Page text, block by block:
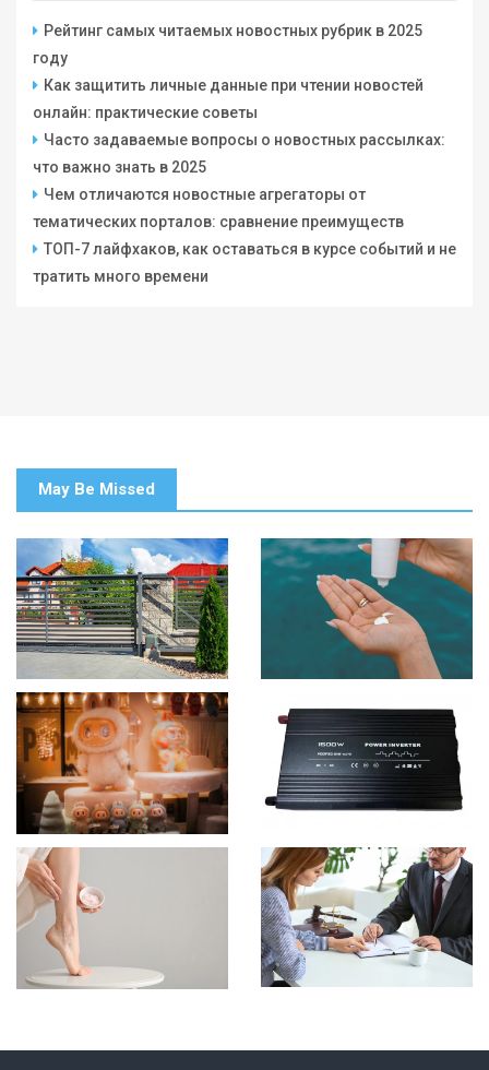
Рейтинг самых читаемых новостных рубрик в 2025
году
Как защитить личные данные при чтении новостей
онлайн: практические советы
Часто задаваемые вопросы о новостных рассылках:
что важно знать в 2025
Чем отличаются новостные агрегаторы от
тематических порталов: сравнение преимуществ
ТОП-7 лайфхаков, как оставаться в курсе событий и не
тратить много времени
May Be Missed